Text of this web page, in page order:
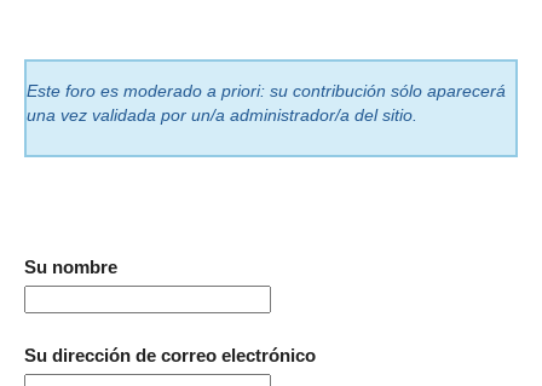
Este foro es moderado a priori: su contribución sólo aparecerá
una vez validada por un/a administrador/a del sitio.
Su nombre
Su dirección de correo electrónico